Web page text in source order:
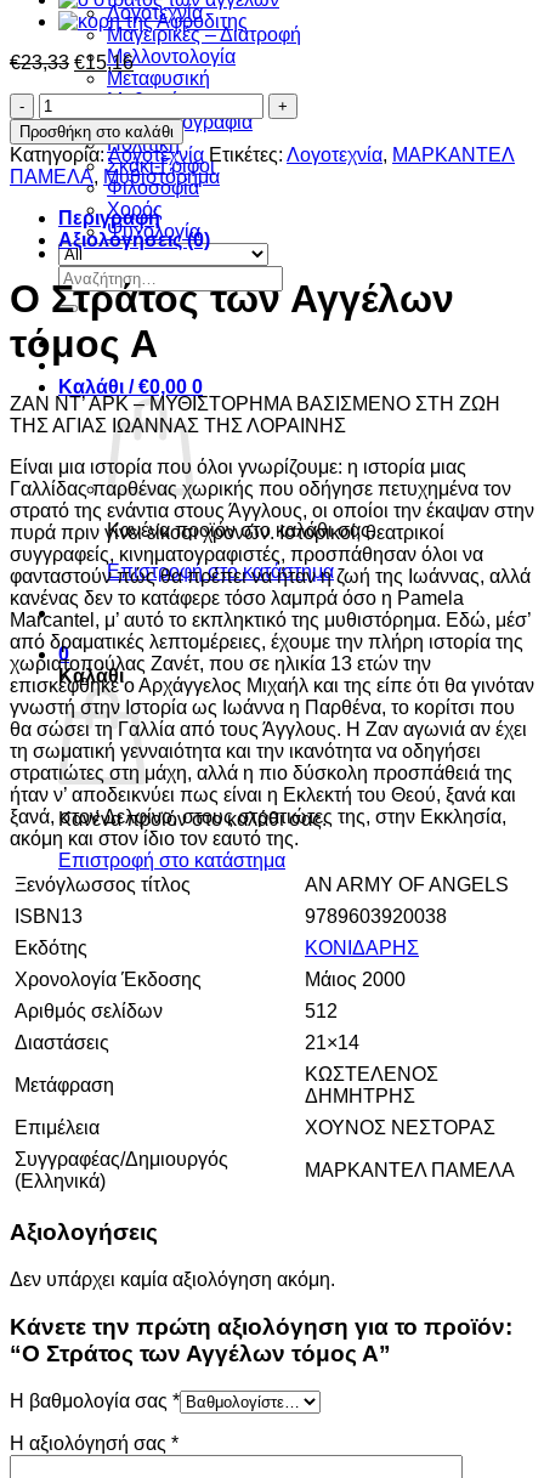
Λογοτεχνία
Μαγειρικές – Διατροφή
Μελλοντολογία
Μεταφυσική
Μυθιστόρημα
Ξένη πεζογραφία
Πολιτική
Σκάκι-Γρίφοι
Φιλοσοφία
Χορός
Ψυχολογία
Αναζήτηση
για:
Καλάθι /€0,00 0
Κανένα προϊόν στο καλάθι σας.
Επιστροφή στο κατάστημα
0
Καλάθι
Κανένα προϊόν στο καλάθι σας.
Επιστροφή στο κατάστημα
€23,33 Original
price
€23,33.
€15,16Η
τρέχουσα
είναι:
€15,16.
Ο
Στράτος
των
Αγγέλων
τόμος
Α
ποσότητα
Προσθήκη στο καλάθι
Κατηγορία:Λογοτεχνία Ετικέτες: Λογοτεχνία, ΜΑΡΚΑΝΤΕΛ
ΠΑΜΕΛΑ, Μυθιστόρημα
Περιγραφή
Αξιολογήσεις (0)
Ο Στράτος των Αγγέλων
τόμος Α
ΖΑΝ ΝΤ’ ΑΡΚ – ΜΥΘΙΣΤΟΡΗΜΑ ΒΑΣΙΣΜΕΝΟ ΣΤΗ ΖΩΗ
ΤΗΣ ΑΓΙΑΣ ΙΩΑΝΝΑΣ ΤΗΣ ΛΟΡΑΙΝΗΣ
Είναι μια ιστορία που όλοι γνωρίζουμε: η ιστορία μιας
Γαλλίδας παρθένας χωρικής που οδήγησε πετυχημένα τον
στρατό της ενάντια στους Άγγλους, οι οποίοι την έκαψαν στην
πυρά πριν γίνει είκοσι χρονών. Ιστορικοί, θεατρικοί
συγγραφείς, κινηματογραφιστές, προσπάθησαν όλοι να
φανταστούν πώς θα πρέπει να ήταν η ζωή της Ιωάννας, αλλά
κανένας δεν το κατάφερε τόσο λαμπρά όσο η Pamela
Marcantel, μ’ αυτό το εκπληκτικό της μυθιστόρημα. Εδώ, μέσ’
από δραματικές λεπτομέρειες, έχουμε την πλήρη ιστορία της
χωριατοπούλας Ζανέτ, που σε ηλικία 13 ετών την
επισκέφθηκε ο Αρχάγγελος Μιχαήλ και της είπε ότι θα γινόταν
γνωστή στην Ιστορία ως Ιωάννα η Παρθένα, το κορίτσι που
θα σώσει τη Γαλλία από τους Άγγλους. Η Ζαν αγωνιά αν έχει
τη σωματική γενναιότητα και την ικανότητα να οδηγήσει
στρατιώτες στη μάχη, αλλά η πιο δύσκολη προσπάθειά της
ήταν ν’ αποδεικνύει πως είναι η Εκλεκτή του Θεού, ξανά και
ξανά, στον Δελφίνο, στους στρατιώτες της, στην Εκκλησία,
ακόμη και στον ίδιο τον εαυτό της.
Ξενόγλωσσος τίτλος
AN ARMY OF ANGELS
ISBN13
9789603920038
Εκδότης
ΚΟΝΙΔΑΡΗΣ
Χρονολογία Έκδοσης
Μάιος 2000
Αριθμός σελίδων
512
Διαστάσεις
21×14
Μετάφραση
ΚΩΣΤΕΛΕΝΟΣ
ΔΗΜΗΤΡΗΣ
Επιμέλεια
ΧΟΥΝΟΣ ΝΕΣΤΟΡΑΣ
Συγγραφέας/Δημιουργός
(Ελληνικά)
ΜΑΡΚΑΝΤΕΛ ΠΑΜΕΛΑ
Αξιολογήσεις
Δεν υπάρχει καμία αξιολόγηση ακόμη.
Κάνετε την πρώτη αξιολόγηση για το προϊόν:
“Ο Στράτος των Αγγέλων τόμος Α”
Η βαθμολογία σας *
Η αξιολόγησή σας *